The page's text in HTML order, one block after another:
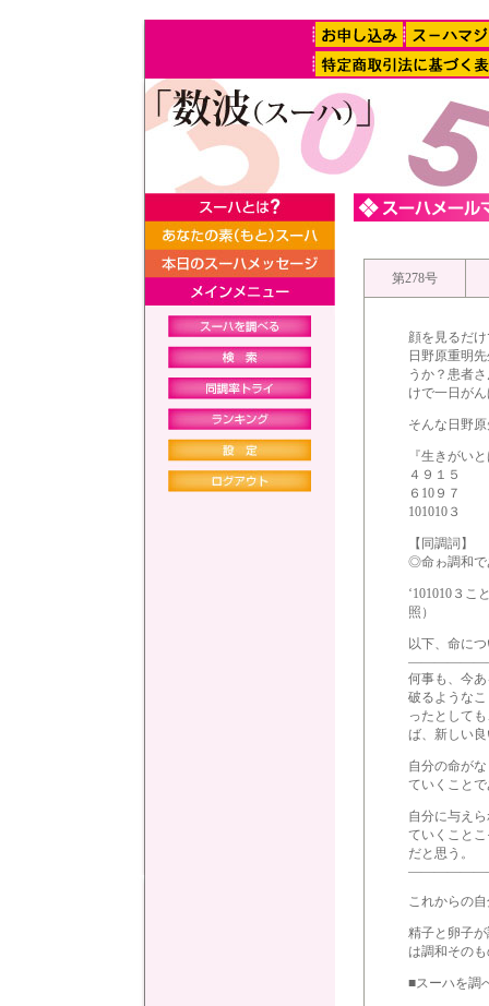
第278号
顔を見るだ
日野原重明
うか？患者
けで一日が
そんな日野
『生きがい
４９１５
６10９７
101010３
【同調詞】
◎命ゎ調和で
‘101010３こ
照）
以下、命に
何事も、今
破るような
ったとして
ば、新しい
自分の命が
ていくこと
自分に与え
ていくこと
だと思う。
これからの
精子と卵子
は調和その
■スーハを調